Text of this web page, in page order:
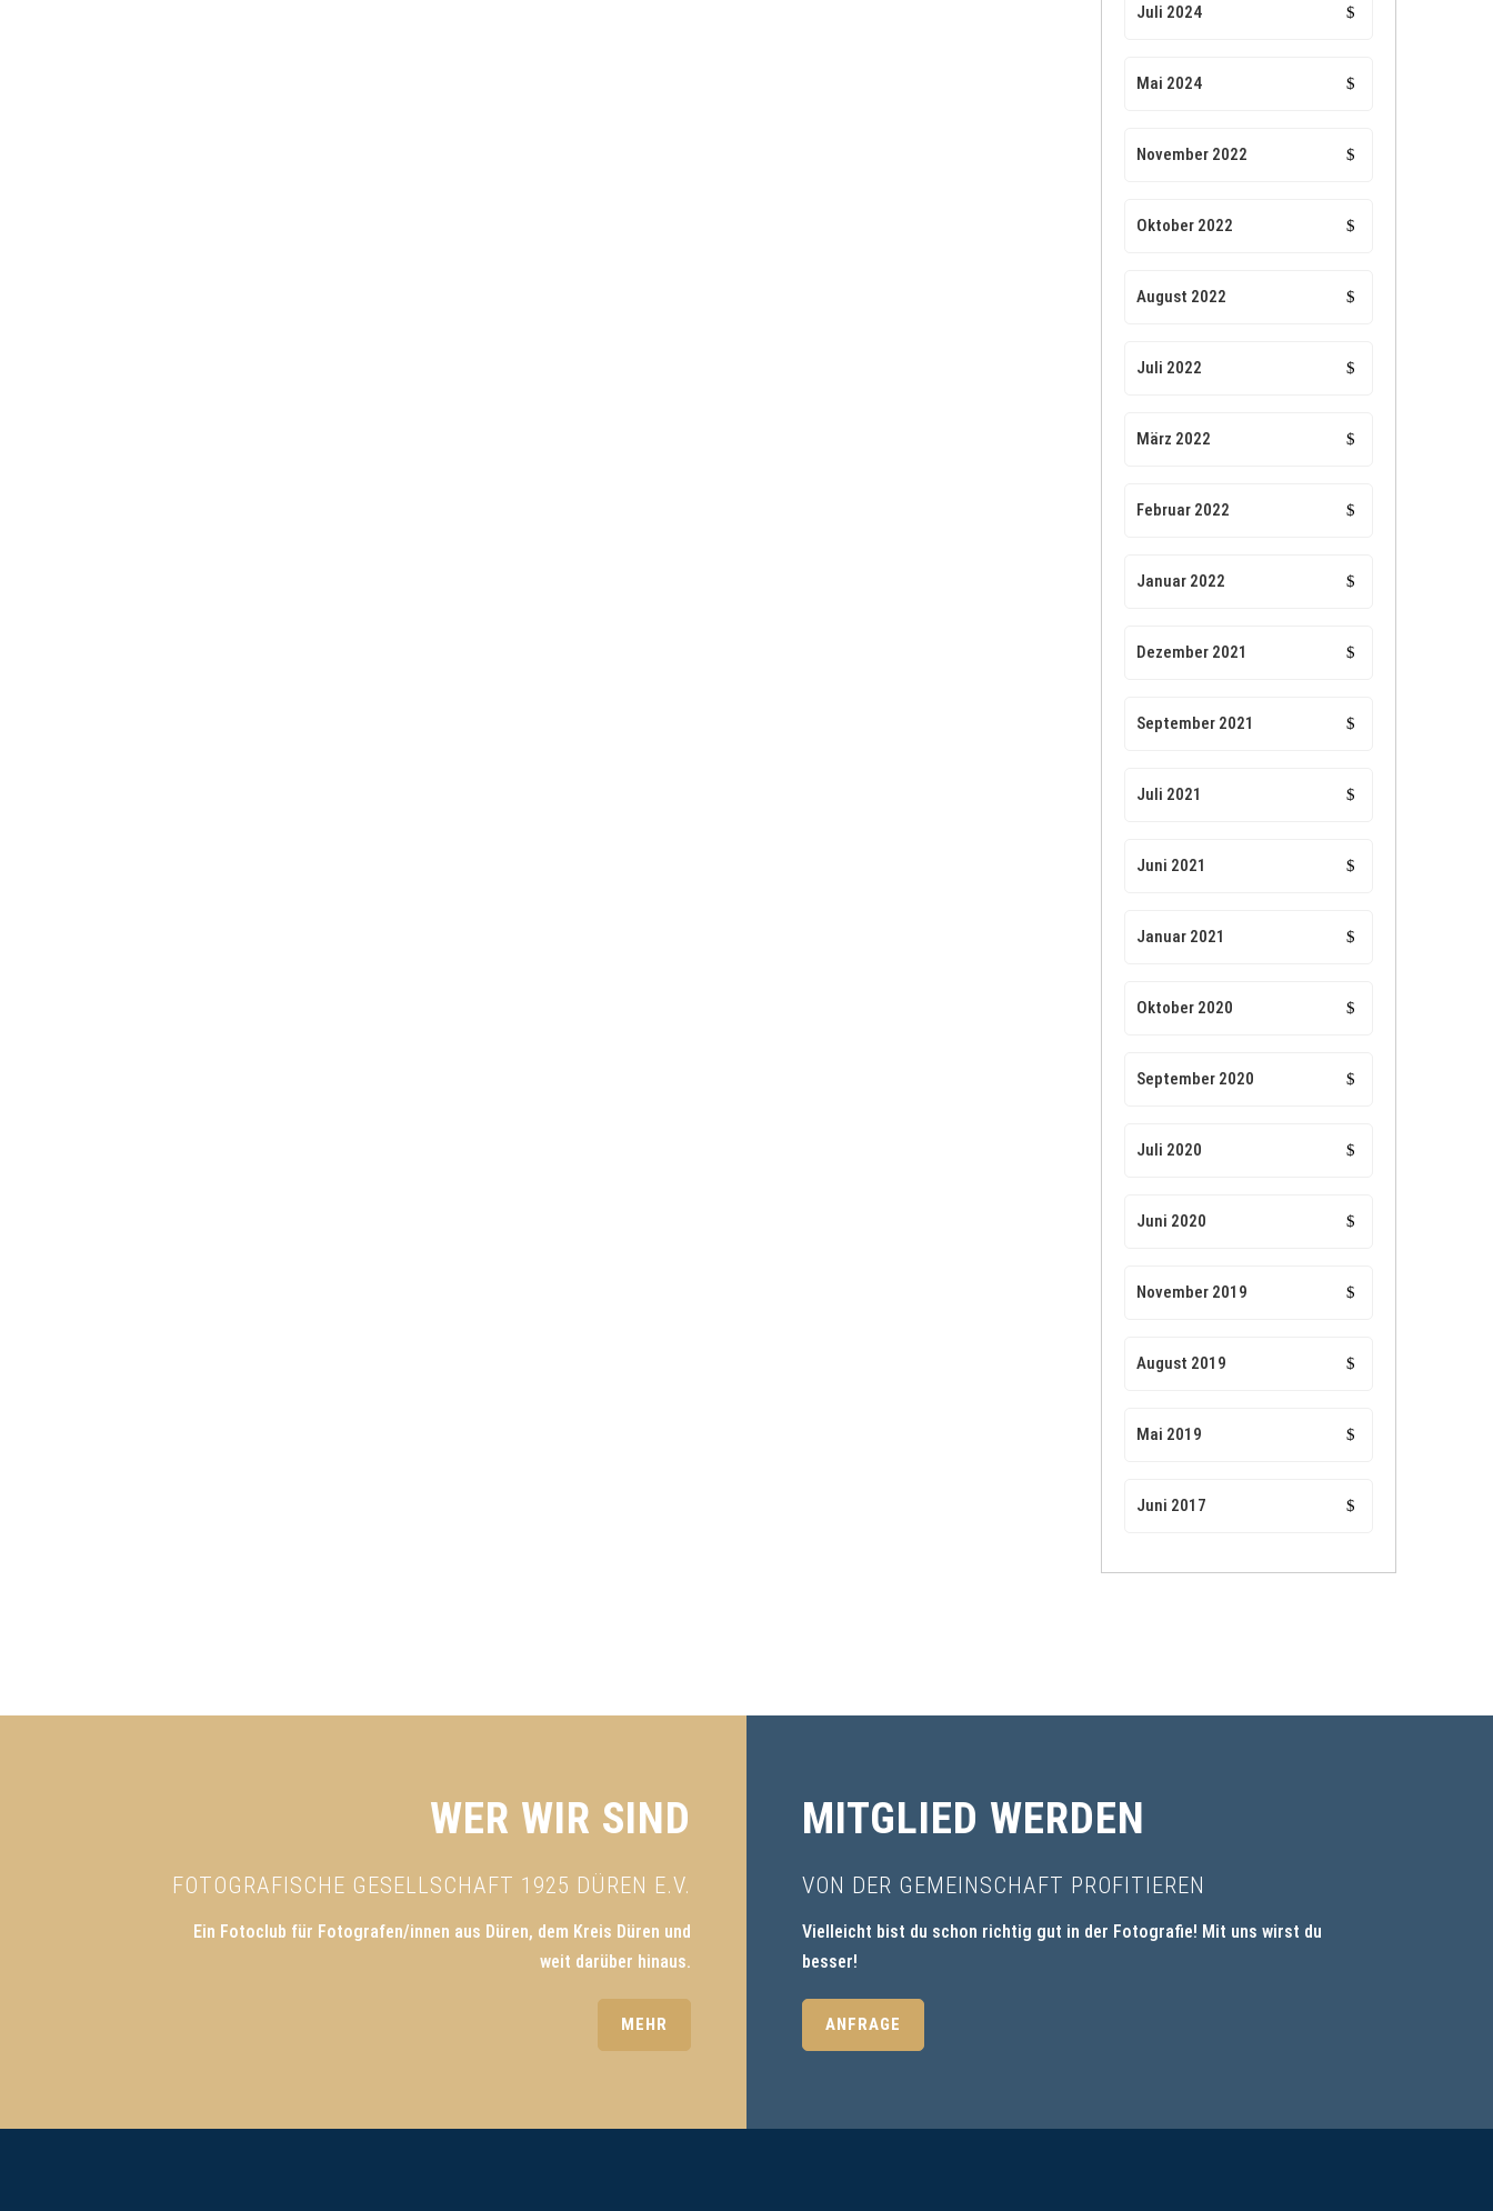
Juli 2024
Mai 2024
November 2022
Oktober 2022
August 2022
Juli 2022
März 2022
Februar 2022
Januar 2022
Dezember 2021
September 2021
Juli 2021
Juni 2021
Januar 2021
Oktober 2020
September 2020
Juli 2020
Juni 2020
November 2019
August 2019
Mai 2019
Juni 2017
WER WIR SIND
FOTOGRAFISCHE GESELLSCHAFT 1925 DÜREN E.V.
Ein Fotoclub für Fotografen/innen aus Düren, dem Kreis Düren und
weit darüber hinaus.
MEHR
MITGLIED WERDEN
VON DER GEMEINSCHAFT PROFITIEREN
Vielleicht bist du schon richtig gut in der Fotografie! Mit uns wirst du
besser!
ANFRAGE